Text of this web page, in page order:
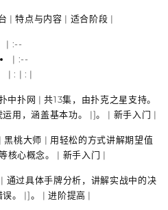
| 特点与内容 | 适合阶段 |
| :--
| :--
| : | : |
中扑网 | 共13集，由扑克之星支持。
用，涵盖基本功。 |]。 | 新手入门 |
| 黑桃大师 | 用轻松的方式讲解期望值
核心概念。 | 新手入门 |
通过具体手牌分析，讲解实战中的决
误。 |]。 | 进阶提高 |